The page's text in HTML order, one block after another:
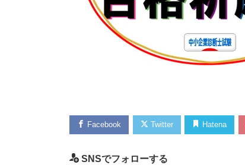
Facebook Twitter Hatena
SNSでフォローする